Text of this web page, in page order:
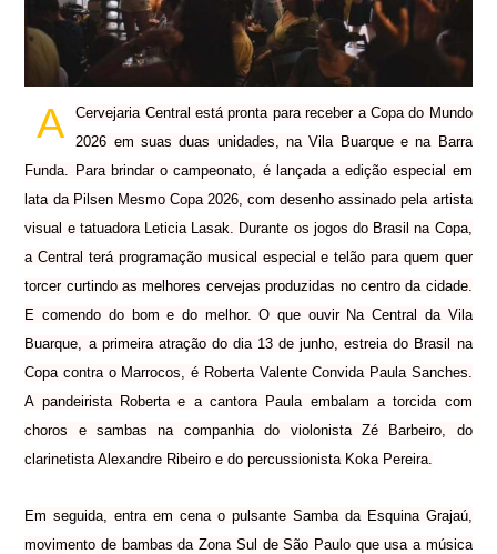
A
Cervejaria Central está pronta para receber a Copa do Mundo
2026 em suas duas unidades, na Vila Buarque e na Barra
Funda. Para brindar o campeonato, é lançada a edição especial em
lata da Pilsen Mesmo Copa 2026, com desenho assinado pela artista
visual e tatuadora Leticia Lasak. Durante os jogos do Brasil na Copa,
a Central terá programação musical especial e telão para quem quer
torcer curtindo as melhores cervejas produzidas no centro da cidade.
E comendo do bom e do melhor. O que ouvir Na Central da Vila
Buarque, a primeira atração do dia 13 de junho, estreia do Brasil na
Copa contra o Marrocos, é Roberta Valente Convida Paula Sanches.
A pandeirista Roberta e a cantora Paula embalam a torcida com
choros e sambas na companhia do violonista Zé Barbeiro, do
clarinetista Alexandre Ribeiro e do percussionista Koka Pereira.
Em seguida, entra em cena o pulsante Samba da Esquina Grajaú,
movimento de bambas da Zona Sul de São Paulo que usa a música